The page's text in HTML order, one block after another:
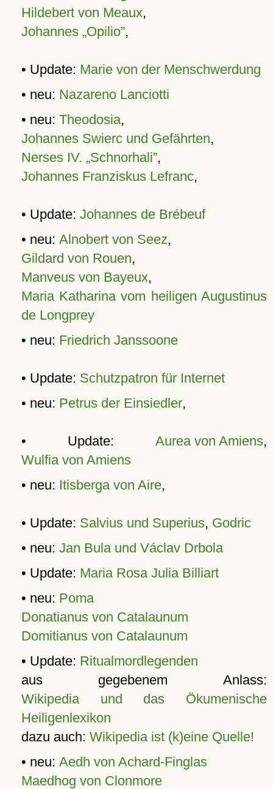
Hildebert von Meaux,
Johannes „Opilio”,
• Update: Marie von der Menschwerdung
• neu: Nazareno Lanciotti
• neu: Theodosia,
Johannes Swierc und Gefährten,
Nerses IV. „Schnorhali”,
Johannes Franziskus Lefranc,
• Update: Johannes de Brébeuf
• neu: Alnobert von Seez,
Gildard von Rouen,
Manveus von Bayeux,
Maria Katharina vom heiligen Augustinus
de Longprey
• neu: Friedrich Janssoone
• Update: Schutzpatron für Internet
• neu: Petrus der Einsiedler,
• Update: Aurea von Amiens,
Wulfia von Amiens
• neu: Itisberga von Aire,
• Update: Salvius und Superius, Godric
• neu: Jan Bula und Václav Drbola
• Update: Maria Rosa Julia Billiart
• neu: Poma
Donatianus von Catalaunum
Domitianus von Catalaunum
• Update: Ritualmordlegenden
aus gegebenem Anlass:
Wikipedia und das Ökumenische
Heiligenlexikon
dazu auch: Wikipedia ist (k)eine Quelle!
• neu: Aedh von Achard-Finglas
Maedhog von Clonmore